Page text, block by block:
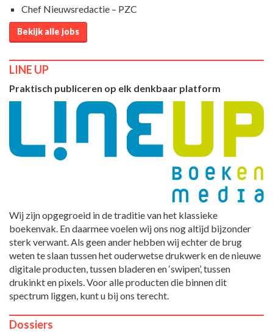
Chef Nieuwsredactie – PZC
Bekijk alle jobs
LINE UP
Praktisch publiceren op elk denkbaar platform
Wij zijn opgegroeid in de traditie van het klassieke
boekenvak. En daarmee voelen wij ons nog altijd bijzonder
sterk verwant. Als geen ander hebben wij echter de brug
weten te slaan tussen het ouderwetse drukwerk en de nieuwe
digitale producten, tussen bladeren en ‘swipen’, tussen
drukinkt en pixels. Voor alle producten die binnen dit
spectrum liggen, kunt u bij ons terecht.
Dossiers